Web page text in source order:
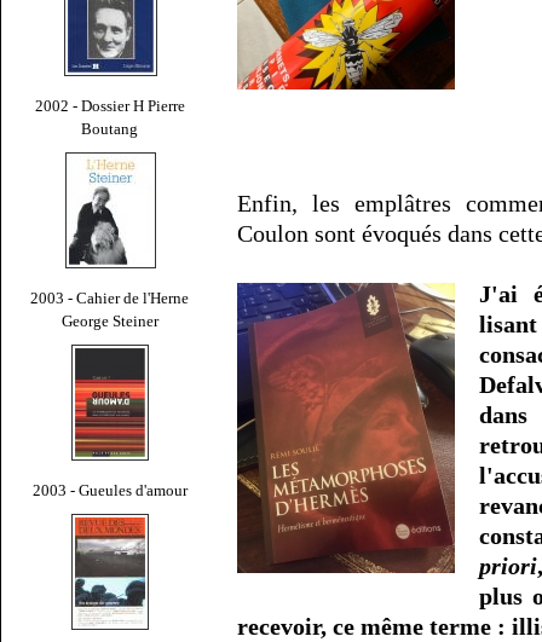
2002 - Dossier H Pierre
Boutang
2003 - Cahier de l'Herne
George Steiner
2003 - Gueules d'amour
Enfin, les emplâtres
Coulon sont évoqués dans
J'ai
priori
plus
recevoir, ce même terme :